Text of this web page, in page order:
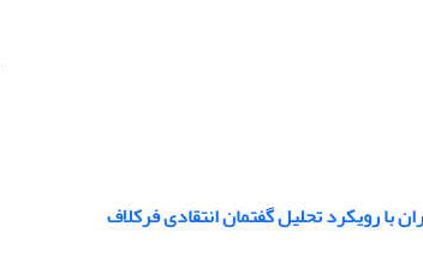
با رویکرد تحلیل گفتمان انتقادی فرکلاف